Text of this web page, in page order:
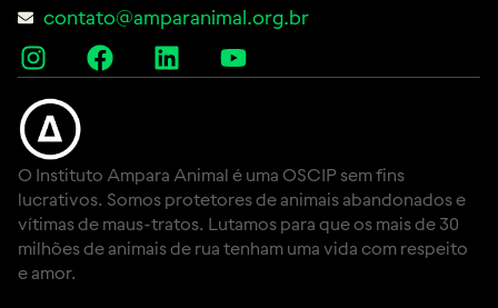
contato@amparanimal.org.br
O Instituto Ampara Animal é uma OSCIP sem fins
lucrativos. Somos protetores de animais abandonados e
vítimas de maus-tratos. Lutamos para que os mais de 30
milhões de animais de rua tenham uma vida com respeito
e amor.